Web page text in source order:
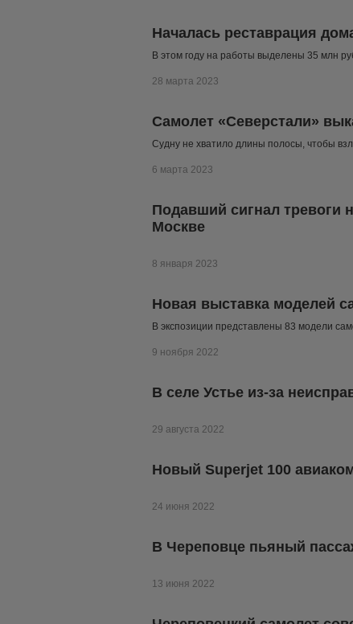
Началась реставрация
В этом году на работы выделены 35 млн
28 марта 2023
Самолет «Северстали»
Судну не хватило длины полосы, чтобы
6 марта 2023
Подавший сигнал тревоги
Москве
8 января 2023
Новая выставка моделей
В экспозиции представлены 83 модели
9 ноября 2022
В селе Устье из-за
29 августа 2022
Новый Superjet 100
24 июня 2022
В Череповце пьяный
13 июня 2022